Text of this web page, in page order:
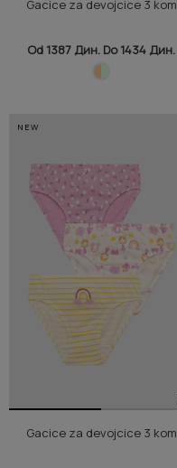
Gacice za devojcice 3 kom
Od 1387 Дин. Do 1434 Дин.
NEW
Gacice za devojcice 3 kom